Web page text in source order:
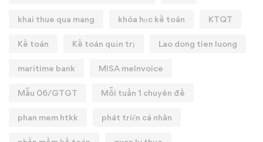
khai thue qua mang khóa học kế toán KTQT
Kế toán Kế toán quản trị Lao dong tien luong
maritime bank MISA meInvoice
Mẫu 06/GTGT Mỗi tuần 1 chuyên đề
phan mem htkk phát triển cá nhân